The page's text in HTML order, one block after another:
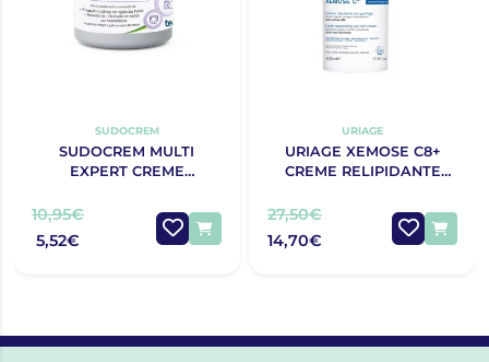
SUDOCREM
SUDOCREM MULTI
EXPERT CREME
10,95€
5,52€
URIAGE
URIAGE XEMOSE C8+
CREME RELIPIDANTE
27,50€
14,70€